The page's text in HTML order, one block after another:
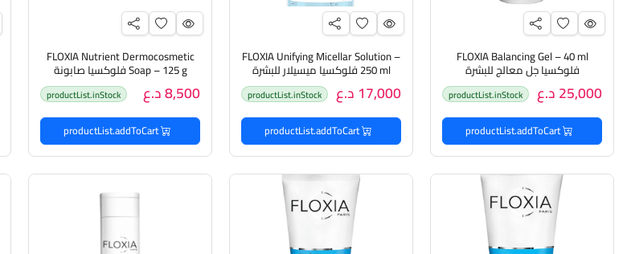
FLOXIA Balancing Gel – 40 ml
فلوكسيا جل معالج للبشرة
25,000 د.ع productList.inStock
productList.addToCart
FLOXIA Unifying Micellar Solution –
250 ml فلوكسيا ميسيلار للبشرة
17,000 د.ع productList.inStock
productList.addToCart
FLOXIA Nutrient Dermocosmetic
Soap – 125 g فلوكسيا صابونة
مقشرة للبشرة الجافة والحساسة
8,500 د.ع productList.inStock
productList.addToCart